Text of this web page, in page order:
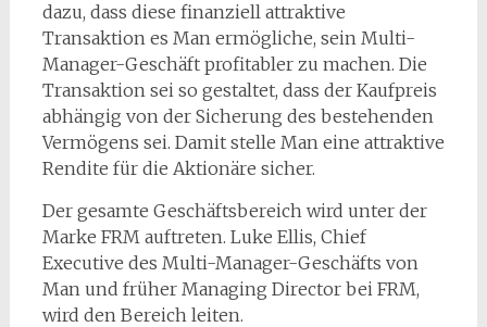
dazu, dass diese finanziell attraktive
Transaktion es Man ermögliche, sein Multi-
Manager-Geschäft profitabler zu machen. Die
Transaktion sei so gestaltet, dass der Kaufpreis
abhängig von der Sicherung des bestehenden
Vermögens sei. Damit stelle Man eine attraktive
Rendite für die Aktionäre sicher.
Der gesamte Geschäftsbereich wird unter der
Marke FRM auftreten. Luke Ellis, Chief
Executive des Multi-Manager-Geschäfts von
Man und früher Managing Director bei FRM,
wird den Bereich leiten.